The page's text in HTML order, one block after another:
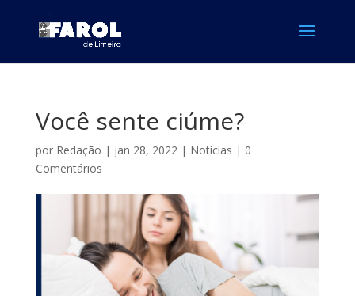
Você sente ciúme?
por Redação | jan 28, 2022| Notícias | 0
Comentários